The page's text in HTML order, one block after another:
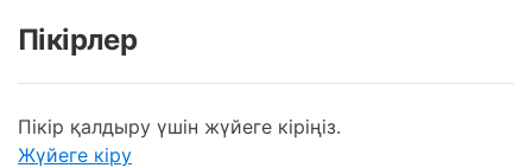
Пікірлер
Пікір қалдыру үшін жүйеге кіріңіз.
Жүйеге кіру